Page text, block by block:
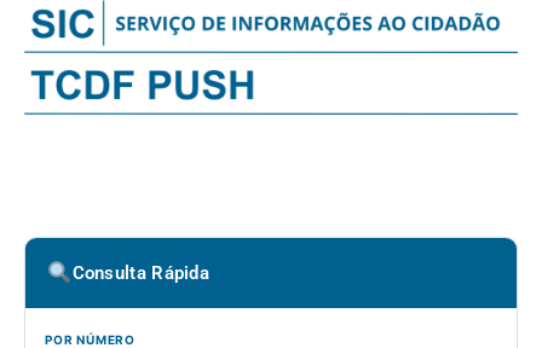
Consulta Rápida
POR NÚMERO